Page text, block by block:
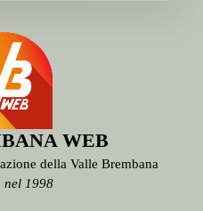
WEB
della Valle Brembana
nel 1998